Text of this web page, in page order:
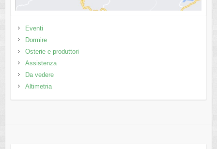
Eventi
Dormire
Osterie e produttori
Assistenza
Da vedere
Altimetria